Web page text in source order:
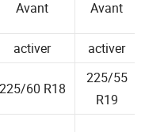
Avant Avant
activer
225/60 R18
225/55